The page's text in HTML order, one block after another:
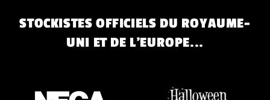
STOCKISTES OFFICIELS DU ROYAUME-
UNI ET DE L'EUROPE...